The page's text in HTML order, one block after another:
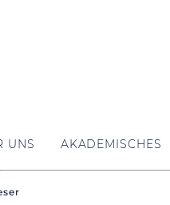
UNS AKADEMISCHES